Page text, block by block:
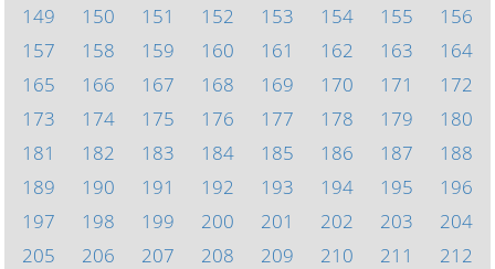
149
150 151 152 153 154 155
156
157
158 159 160 161 162 163
164
165
166 167 168 169 170 171
172
173
174 175 176 177 178 179
180
181
182 183 184 185 186 187
188
189
190 191 192 193 194 195
196
197
198 199 200 201 202 203
204
205
206 207 208 209 210 211
212